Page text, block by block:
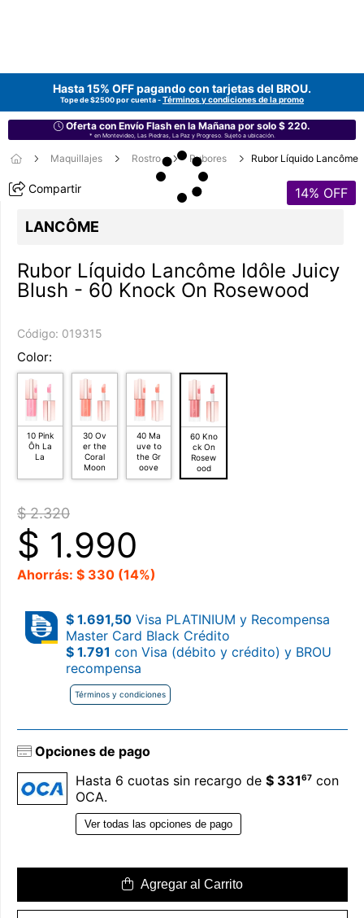
Hasta 15% OFF pagando con tarjetas del BROU.
Tope de $2500 por cuenta -Términos y condiciones de la promo
Oferta con Envío Flash en la Mañana por solo $ 220.
* en Montevideo, Las Piedras, La Paz y Progreso. Sujeto a ubicación.
Maquillajes Rostro Rubores Rubor Líquido Lancôme
Compartir 14% OFF
LANCÔME
Rubor Líquido Lancôme Idôle Juicy
Blush - 60 Knock On Rosewood
Código: 019315
Color:
10 Pink
Ôh La
La
30 Ov
er the
Coral
Moon
40 Ma
uve to
the Gr
oove
60 Kno
ck On
Rosew
ood
$ 2.320
$ 1.990
Ahorrás: $ 330 (14%)
$ 1.691,50 Visa PLATINIUM y Recompensa
Master Card Black Crédito
$ 1.791 con Visa (débito y crédito) y BROU
recompensa
Términos y condiciones
Opciones de pago
Hasta 6 cuotas sin recargo de $ 33167 con
OCA.
Ver todas las opciones de pago
Agregar al Carrito